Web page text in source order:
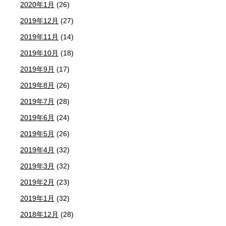
2020年1月 (26)
2019年12月 (27)
2019年11月 (14)
2019年10月 (18)
2019年9月 (17)
2019年8月 (26)
2019年7月 (28)
2019年6月 (24)
2019年5月 (26)
2019年4月 (32)
2019年3月 (32)
2019年2月 (23)
2019年1月 (32)
2018年12月 (28)